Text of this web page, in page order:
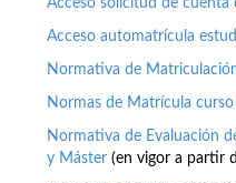
Acceso solicitud de cuenta
Acceso automatrícula
Normativa de
Normas de Matrícula
Normativa de Evaluación
y Máster (en vigor a partir